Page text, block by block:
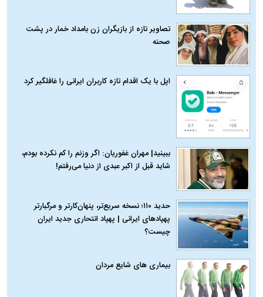
تصاویر تازه از بازیگران زن بامداد خمار در پشت
صحنه
اپل با یک اقدام تازه کاربران ایرانی را غافلگیر کرد
ببینید| مهران غفوریان: اگر وزنم را کم نکرده بودم،
شاید قبل از اکبر عبدی از دنیا می‌رفتم!
حدید ۱۱۰؛ نسخه سریع‌تر، پنهان‌کارتر و مرگبارتر
پهپادهای ایرانی | پهپاد انتحاری جدید ایران
چیست؟
بیماری‌ های شایع مردان